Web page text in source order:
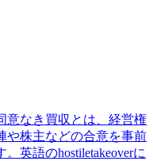
意なき買収とは、経営権
や株主などの合意を事前
英語のhostiletakeoverに